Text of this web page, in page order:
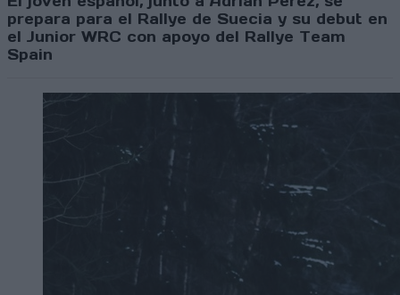
prepara para el Rallye de Suecia y su debut en
el Junior WRC con apoyo del Rallye Team
Spain